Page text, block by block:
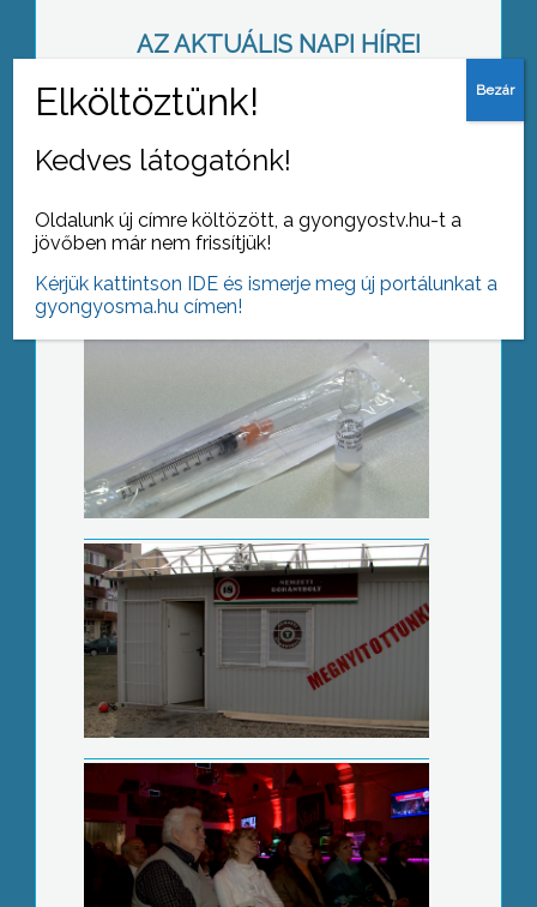
AZ AKTUÁLIS NAPI HÍREI
Purim
Kedves látogatónk!
Oldalunk új címre költözött, a gyongyostv.hu-t a
jövőben már nem frissítjük!
Kérjük kattintson IDE és ismerje meg új portálunkat a
gyongyosma.hu címen!